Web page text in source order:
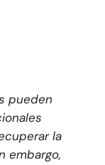
pueden
la
embargo,